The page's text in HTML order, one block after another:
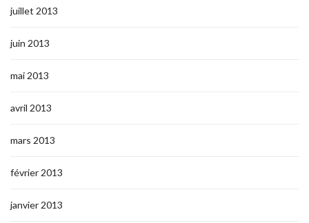
juillet 2013
juin 2013
mai 2013
avril 2013
mars 2013
février 2013
janvier 2013